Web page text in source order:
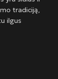
tradiciją,
ilgus